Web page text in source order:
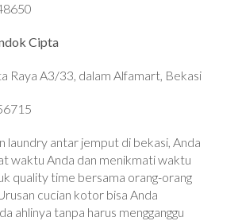
Cipta
Raya A3/33, dalam Alfamart, Bekasi
laundry antar jemput di bekasi, Anda
waktu Anda dan menikmati waktu
quality time bersama orang-orang
cucian kotor bisa Anda
ahlinya tanpa harus mengganggu